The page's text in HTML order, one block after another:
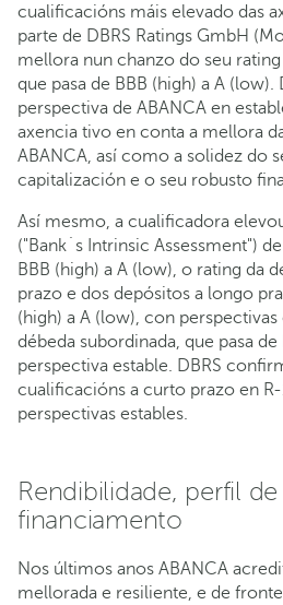
cualificacións máis elevado das
parte de DBRS Ratings GmbH
mellora nun chanzo do seu
que pasa de BBB (high) a A (low).
perspectiva de ABANCA en
axencia tivo en conta a mellora
ABANCA, así como a solidez do
capitalización e o seu robusto
Así mesmo, a cualificadora
("Bank´s Intrinsic Assessment")
BBB (high) a A (low), o rating da
prazo e dos depósitos a longo
(high) a A (low), con
débeda subordinada, que pasa
perspectiva estable. DBRS
cualificacións a curto prazo en
perspectivas estables.
Rendibilidade, perfil
financiamento
Nos últimos anos ABANCA
mellorada e resiliente, e de